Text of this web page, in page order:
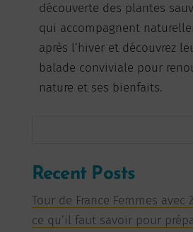
découverte des plantes
qui accompagnent
après l’hiver et découvrez
balade conviviale pour
nature et ses bienfaits.
Recent Posts
Tour de France Femmes avec
ce qu’il faut savoir pour